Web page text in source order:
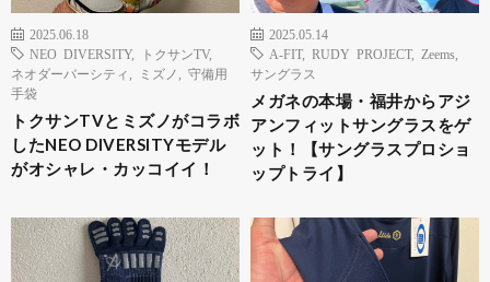
2025.06.18
NEO DIVERSITY, トクサンTV,
ネオダーバーシティ
ミズノ
守備用
手袋
トクサンTVとミズノがコラボ
したNEO DIVERSITYモデル
がオシャレ・カッコイイ！
2025.05.14
A-FIT, RUDY PROJECT, Zeems
サングラス
メガネの本場・福井からアジ
アンフィットサングラスをゲ
ット！【サングラスプロショ
ップトライ】